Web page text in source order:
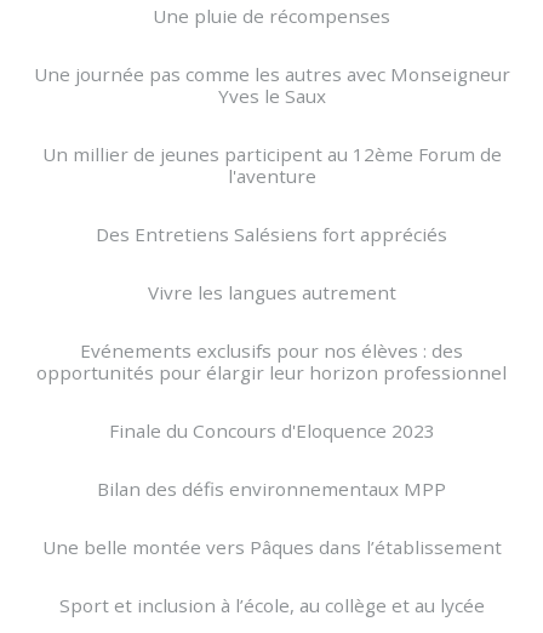
Une pluie de récompenses
Une journée pas comme les autres avec Monseigneur
Yves le Saux
Un millier de jeunes participent au 12ème Forum de
l'aventure
Des Entretiens Salésiens fort appréciés
Vivre les langues autrement
Evénements exclusifs pour nos élèves : des
opportunités pour élargir leur horizon professionnel
Finale du Concours d'Eloquence 2023
Bilan des défis environnementaux MPP
Une belle montée vers Pâques dans l’établissement
Sport et inclusion à l’école, au collège et au lycée